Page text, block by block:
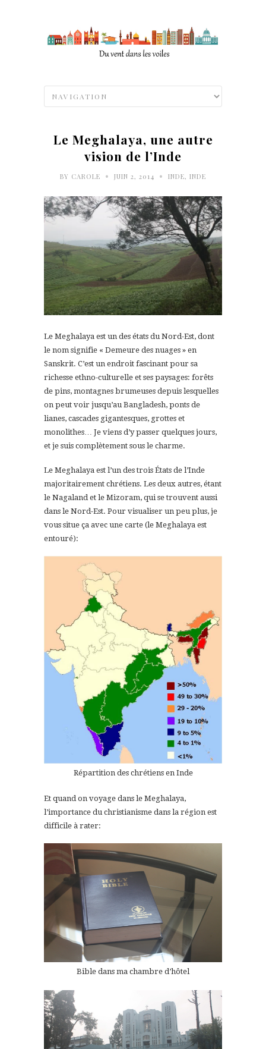
Le Meghalaya, une autre
vision de l’Inde
BY CAROLE • JUIN 2, 2014 • INDE, INDE
Le Meghalaya est un des états du Nord-Est, dont
le nom signifie « Demeure des nuages » en
Sanskrit. C’est un endroit fascinant pour sa
richesse ethno-culturelle et ses paysages: forêts
de pins, montagnes brumeuses depuis lesquelles
on peut voir jusqu’au Bangladesh, ponts de
lianes, cascades gigantesques, grottes et
monolithes… Je viens d’y passer quelques jours,
et je suis complètement sous le charme.
Le Meghalaya est l’un des trois États de l’Inde
majoritairement chrétiens. Les deux autres, étant
le Nagaland et le Mizoram, qui se trouvent aussi
dans le Nord-Est. Pour visualiser un peu plus, je
vous situe ça avec une carte (le Meghalaya est
entouré):
Répartition des chrétiens en Inde
Et quand on voyage dans le Meghalaya,
l’importance du christianisme dans la région est
difficile à rater:
Bible dans ma chambre d’hôtel